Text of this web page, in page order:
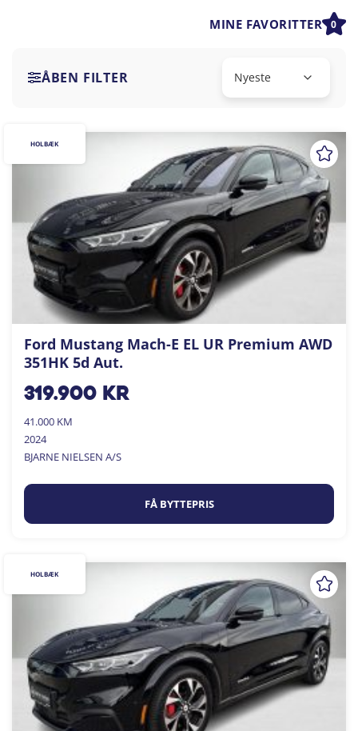
MINE FAVORITTER 0
ÅBEN FILTER
Ford Mustang Mach-E EL UR Premium AWD
351HK 5d Aut.
319.900kr
41.000 KM
2024
BJARNE NIELSEN A/S
FÅ BYTTEPRIS
HOLBÆK
HOLBÆK